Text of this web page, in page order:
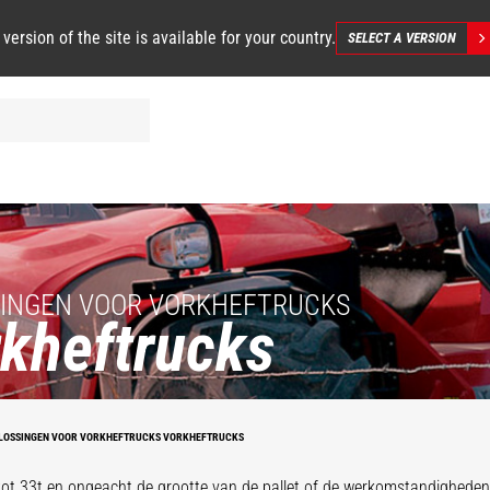
version of the site is available for your country. SELECT A VERSION
VOOR VORKHEFTRUCKS
VOOR VORKHEFTRUCKS VORKHEFTRUCKS
Loshangende
Kop met
zwevende
vorken